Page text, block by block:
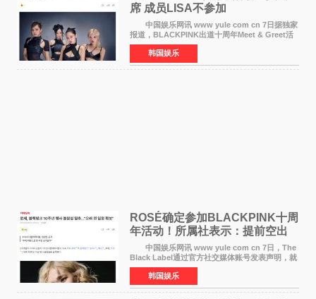
席 成员LISA不参加
中国娱乐网讯 www yule com cn 7日据独家
报道，BLACKPINK出道十周年Meet & Greet活
动将由智秀、ROS&Eacute;、JENNIE出席，
LISA将缺席。 此前BLACKPINK所属社YG并
未为组合出道十周年做
韩国娱乐
ROSÉ确定参加BLACKPINK十周
年活动！所属社表示：提前空出
了时间
中国娱乐网讯 www yule com cn 7日，The
Black Label通过官方社交媒体账号发表声明，就
近期网络上关于ROS&Eacute;个人行程及是否参
加BLACKPINK出道纪念活动的种种猜测作出正
式回应。 Th
韩国娱乐